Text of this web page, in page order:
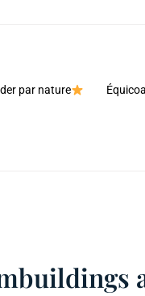
par nature